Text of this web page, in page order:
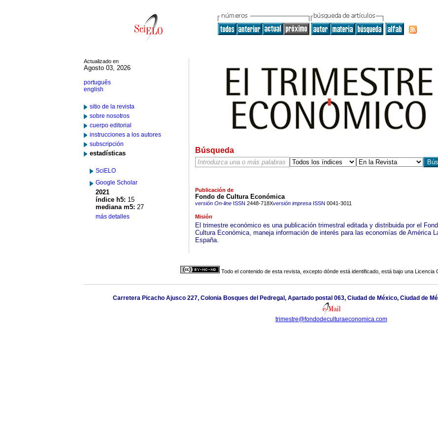
Actualizado en
Agosto 03, 2026
português
english
sitio de la revista
sobre nosotros
cuerpo editorial
instrucciones a los autores
subscripción
estadísticas
SciELO
Google Scholar
2021
índice h5: 15
mediana m5: 27
más detalles
Búsqueda
Publicación de
Fondo de Cultura Económica
versión On-lineISSN 2448-718Xversión impresaISSN 0041-3011
Misión
El trimestre económico es una publicación trimestral editada y distribuida por el
Cultura Económica, maneja información de interés para las economías de América
España.
Todo el contenido de esta revista, excepto dónde está identificado, está bajo una Licencia
Carretera Picacho Ajusco 227, Colonia Bosques del Pedregal, Apartado postal 063, Ciudad de México, Ciudad de
trimestre@fondodeculturaeconomica.com